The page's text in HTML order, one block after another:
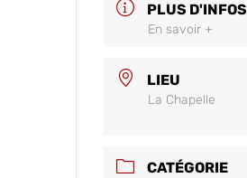
PLUS D'INFOS
En savoir +
LIEU
La Chapelle
CATÉGORIE